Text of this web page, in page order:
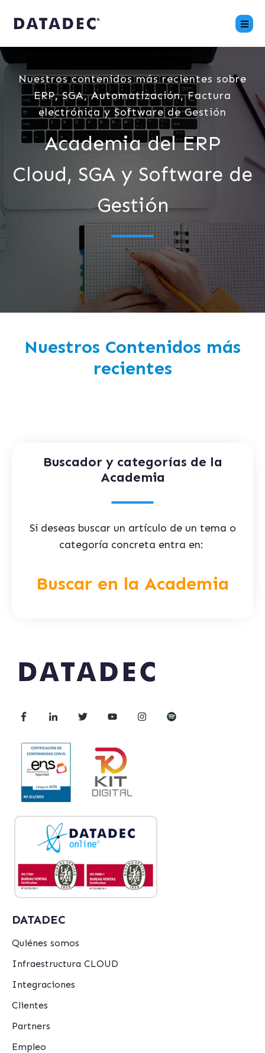
Nuestros contenidos más recientes sobre
ERP, SGA, Automatización, Factura
electrónica y Software de Gestión
Academia del ERP
Cloud, SGA y Software de
Gestión
Nuestros Contenidos más
recientes
Buscador y categorías de la
Academia
Si deseas buscar un artículo de un tema o
categoría concreta entra en:
Buscar en la Academia
DATADEC
Quiénes somos
Infraestructura CLOUD
Integraciones
Clientes
Partners
Empleo